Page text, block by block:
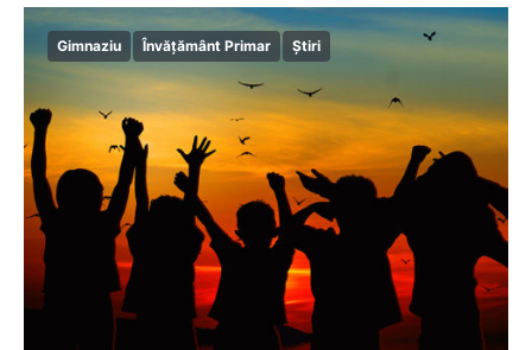
Gimnaziu Învățământ Primar Știri